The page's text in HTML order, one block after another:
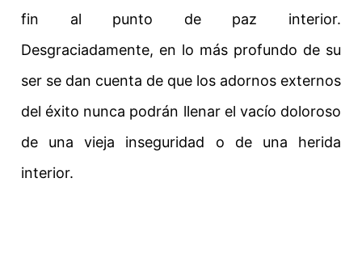
fin al punto de paz interior.
Desgraciadamente, en lo más profundo de su
ser se dan cuenta de que los adornos externos
del éxito nunca podrán llenar el vacío doloroso
de una vieja inseguridad o de una herida
interior.